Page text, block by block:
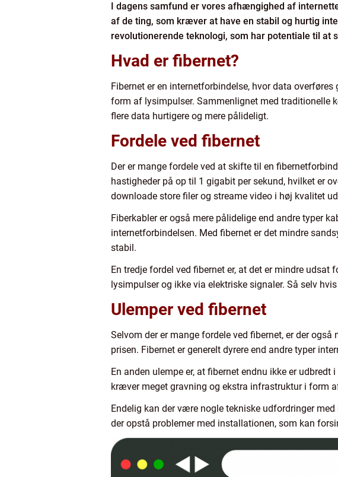
I dagens samfund er vores afhængighed af
af de ting, som kræver at have en stabil og hurtig
revolutionerende teknologi, som har potentiale til
Hvad er fibernet?
Fibernet er en internetforbindelse, hvor data
form af lysimpulser. Sammenlignet med traditionelle
flere data hurtigere og mere pålideligt.
Fordele ved fibernet
Der er mange fordele ved at skifte til en
hastigheder på op til 1 gigabit per sekund, hvilket er
downloade store filer og streame video i høj kvalitet
Fiberkabler er også mere pålidelige end andre typer
internetforbindelsen. Med fibernet er det mindre
stabil.
En tredje fordel ved fibernet er, at det er mindre
lysimpulser og ikke via elektriske signaler. Så selv
Ulemper ved fibernet
Selvom der er mange fordele ved fibernet, er der
prisen. Fibernet er generelt dyrere end andre typer
En anden ulempe er, at fibernet endnu ikke er
kræver meget gravning og ekstra infrastruktur i form
Endelig kan der være nogle tekniske udfordringer
der opstå problemer med installationen, som kan